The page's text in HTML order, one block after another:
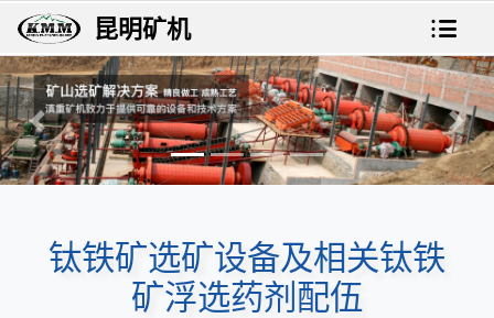
昆明矿机
上一张 下
钛铁矿选矿设备及相关钛铁
矿浮选药剂配伍